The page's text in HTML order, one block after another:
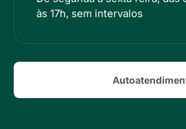
às 17h, sem intervalos